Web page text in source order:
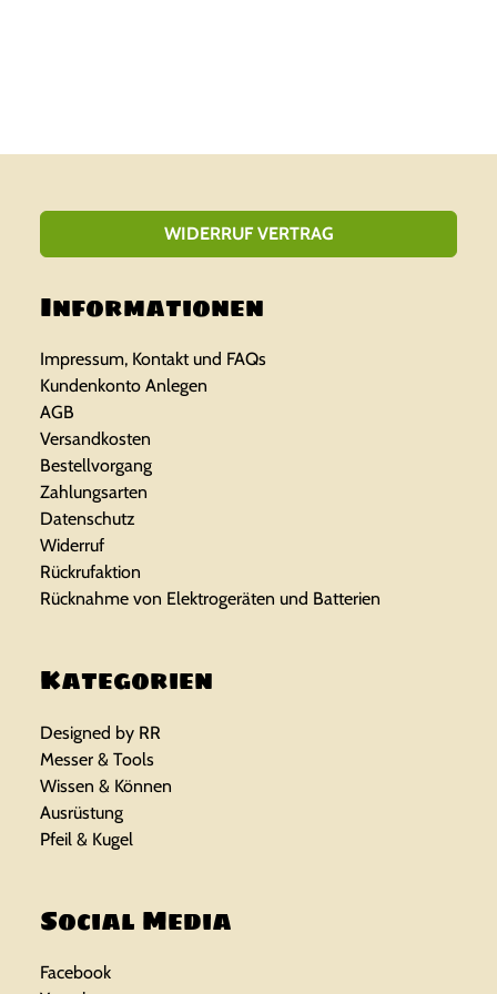
WIDERRUF VERTRAG
Informationen
Impressum, Kontakt und FAQs
Kundenkonto Anlegen
AGB
Versandkosten
Bestellvorgang
Zahlungsarten
Datenschutz
Widerruf
Rückrufaktion
Rücknahme von Elektrogeräten und Batterien
Kategorien
Designed by RR
Messer & Tools
Wissen & Können
Ausrüstung
Pfeil & Kugel
Social Media
Facebook